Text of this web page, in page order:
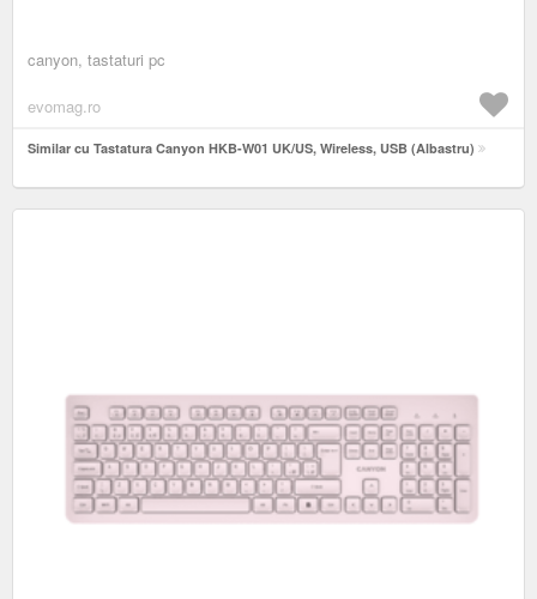
canyon, tastaturi pc
evomag.ro
Similar cu Tastatura Canyon HKB-W01 UK/US, Wireless, USB (Albastru)